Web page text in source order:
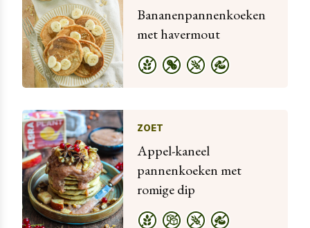
Bananenpannenkoeken
met havermout
ZOET
Appel-kaneel
pannenkoeken met
romige dip